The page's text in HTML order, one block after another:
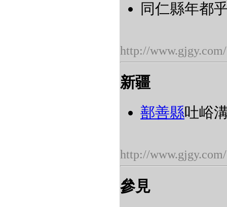
同仁縣年都
http://www.gjgy.com/
新疆
鄯善縣吐峪
http://www.gjgy.com/
參見